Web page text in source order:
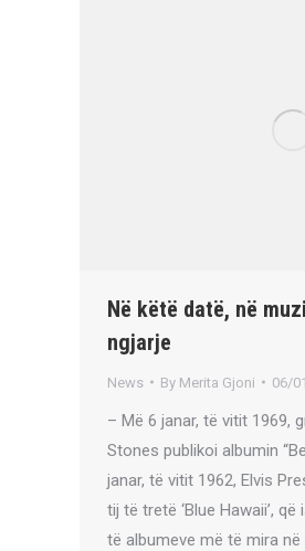
Në këtë datë, në
ngjarje
News By Merita Gjoni 06/
– Më 6 janar, të vitit 1969,
Stones publikoi albumin
janar, të vitit 1962, Elvis
tij të tretë ‘Blue Hawaii’,
të albumeve më të mira në